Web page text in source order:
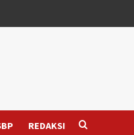
REDAKSI